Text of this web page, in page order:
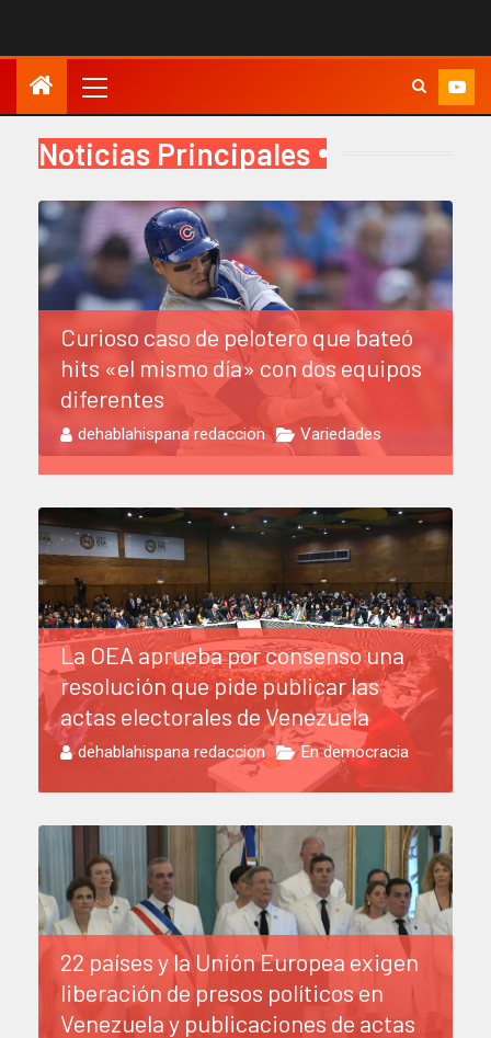
Noticias Principales
Curioso caso de pelotero que bateó
hits «el mismo día» con dos equipos
diferentes
dehablahispana redaccion Variedades
La OEA aprueba por consenso una
resolución que pide publicar las
actas electorales de Venezuela
dehablahispana redaccion En democracia
22 países y la Unión Europea exigen
liberación de presos políticos en
Venezuela y publicaciones de actas